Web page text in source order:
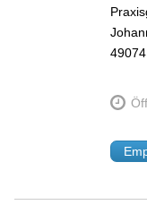
49074